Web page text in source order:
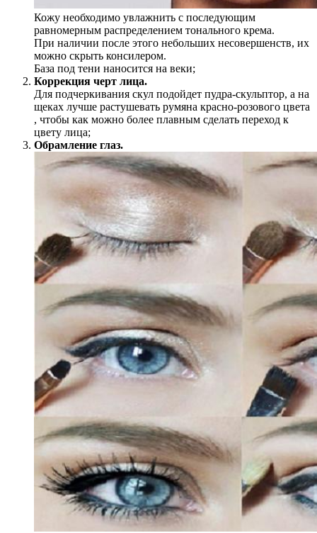
Кожу необходимо увлажнить с последующим
равномерным распределением тонального крема.
При наличии после этого небольших несовершенств, их
можно скрыть консилером.
База под тени наносится на веки;
Коррекция черт лица.
Для подчеркивания скул подойдет пудра-скульптор, а на
щеках лучше растушевать румяна красно-розового цвета
, чтобы как можно более плавным сделать переход к
цвету лица;
Обрамление глаз.